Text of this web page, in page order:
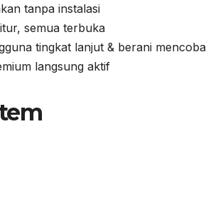
tanpa instalasi
semua terbuka
tingkat lanjut & berani mencoba
langsung aktif